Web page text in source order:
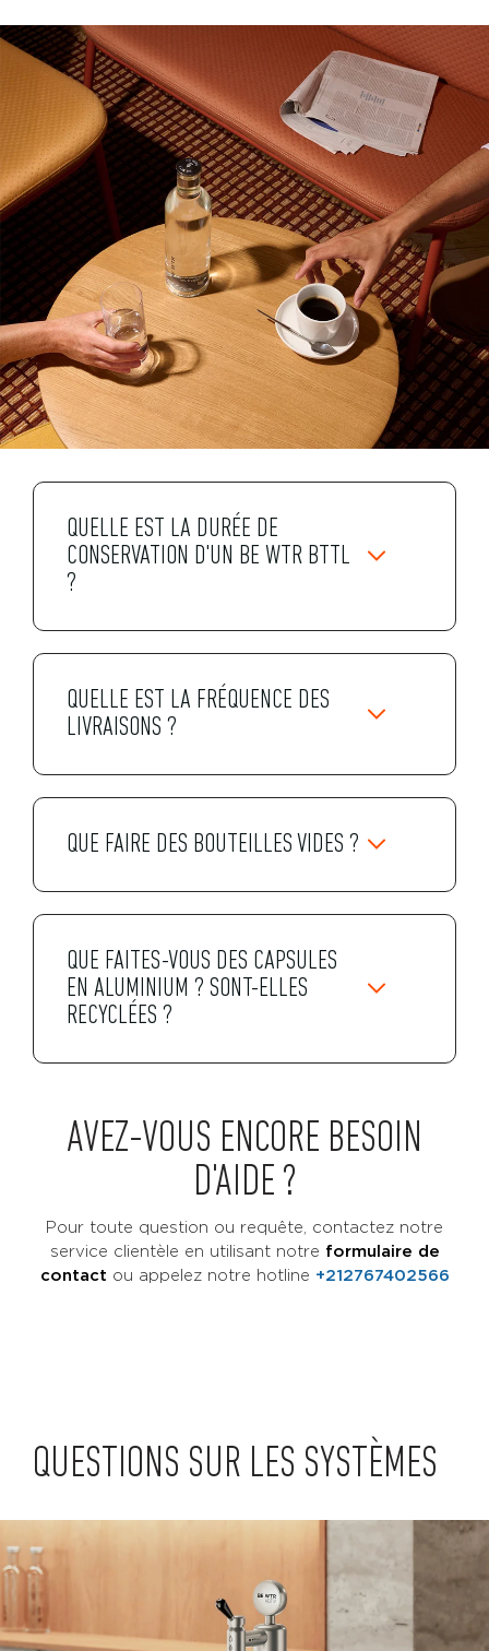
QUELLE EST LA DURÉE DE
CONSERVATION D'UN BE WTR BTTL
?
QUELLE EST LA FRÉQUENCE DES
LIVRAISONS ?
QUE FAIRE DES BOUTEILLES VIDES ?
QUE FAITES-VOUS DES CAPSULES
EN ALUMINIUM ? SONT-ELLES
RECYCLÉES ?
AVEZ-VOUS ENCORE BESOIN
D'AIDE ?
Pour toute question ou requête, contactez notre
service clientèle en utilisant notre formulaire de
contact ou appelez notre hotline +212767402566
QUESTIONS SUR LES SYSTÈMES